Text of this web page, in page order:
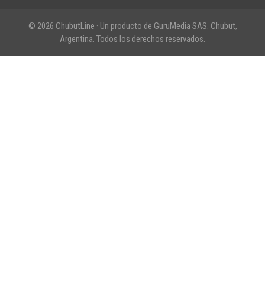
© 2026 ChubutLine · Un producto de GuruMedia SAS. Chubut,
Argentina. Todos los derechos reservados.